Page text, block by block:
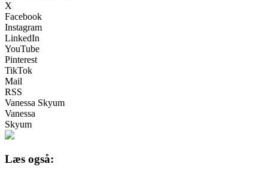
X
Facebook
Instagram
LinkedIn
YouTube
Pinterest
TikTok
Mail
RSS
Vanessa Skyum
Vanessa
Skyum
Læs også: